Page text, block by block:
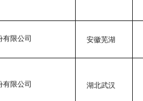
有限公司 安徽芜湖
有限公司 湖北武汉